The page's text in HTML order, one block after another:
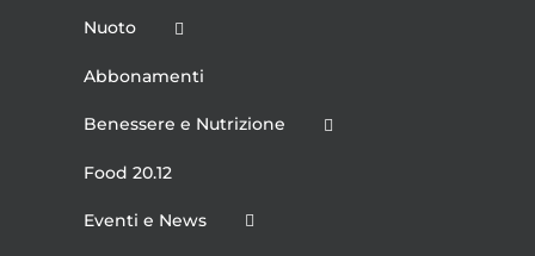
Nuoto
Abbonamenti
Benessere e Nutrizione
Food 20.12
Eventi e News